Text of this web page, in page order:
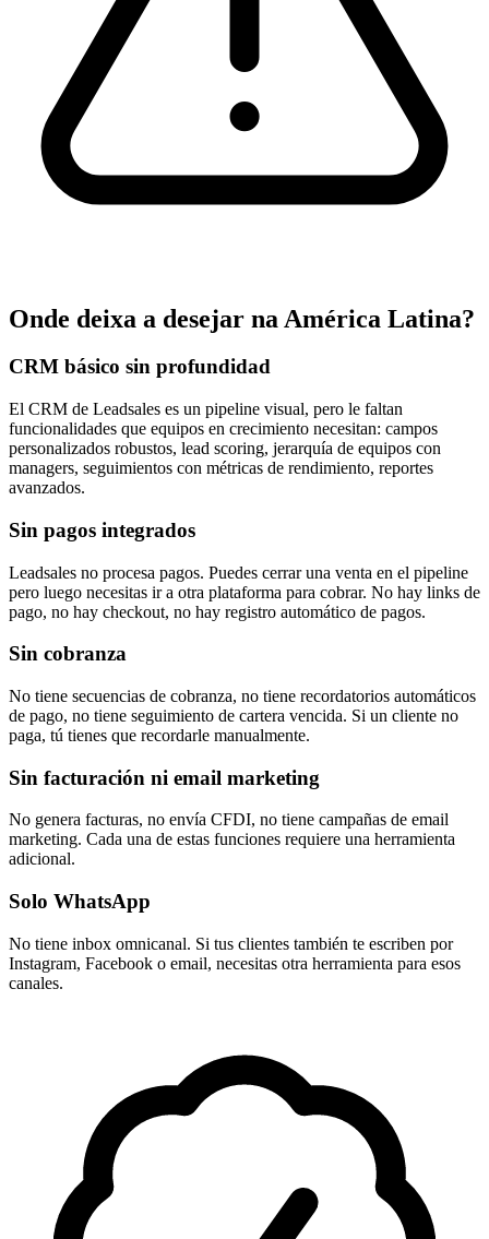
Onde deixa a desejar na América Latina?
CRM básico sin profundidad
El CRM de Leadsales es un pipeline visual, pero le faltan
funcionalidades que equipos en crecimiento necesitan: campos
personalizados robustos, lead scoring, jerarquía de equipos con
managers, seguimientos con métricas de rendimiento, reportes
avanzados.
Sin pagos integrados
Leadsales no procesa pagos. Puedes cerrar una venta en el pipeline
pero luego necesitas ir a otra plataforma para cobrar. No hay links de
pago, no hay checkout, no hay registro automático de pagos.
Sin cobranza
No tiene secuencias de cobranza, no tiene recordatorios automáticos
de pago, no tiene seguimiento de cartera vencida. Si un cliente no
paga, tú tienes que recordarle manualmente.
Sin facturación ni email marketing
No genera facturas, no envía CFDI, no tiene campañas de email
marketing. Cada una de estas funciones requiere una herramienta
adicional.
Solo WhatsApp
No tiene inbox omnicanal. Si tus clientes también te escriben por
Instagram, Facebook o email, necesitas otra herramienta para esos
canales.